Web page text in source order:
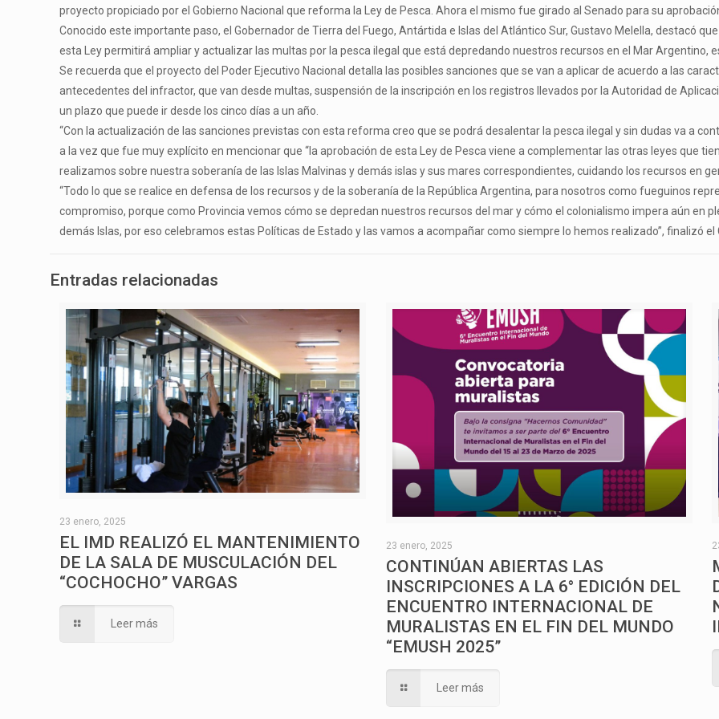
proyecto propiciado por el Gobierno Nacional que reforma la Ley de Pesca. Ahora el mismo fue girado al Senado para su
Conocido este importante paso, el Gobernador de Tierra del Fuego, Antártida e Islas del Atlántico Sur, Gustavo Melella, destacó
esta Ley permitirá ampliar y actualizar las multas por la pesca ilegal que está depredando nuestros recursos en el Mar Argentino,
Se recuerda que el proyecto del Poder Ejecutivo Nacional detalla las posibles sanciones que se van a aplicar de acuerdo a las
antecedentes del infractor, que van desde multas, suspensión de la inscripción en los registros llevados por la Autoridad de
un plazo que puede ir desde los cinco días a un año.
“Con la actualización de las sanciones previstas con esta reforma creo que se podrá desalentar la pesca ilegal y sin dudas va a
a la vez que fue muy explícito en mencionar que “la aprobación de esta Ley de Pesca viene a complementar las otras leyes que
realizamos sobre nuestra soberanía de las Islas Malvinas y demás islas y sus mares correspondientes, cuidando los recursos en
“Todo lo que se realice en defensa de los recursos y de la soberanía de la República Argentina, para nosotros como fueguinos
compromiso, porque como Provincia vemos cómo se depredan nuestros recursos del mar y cómo el colonialismo impera aún en
demás Islas, por eso celebramos estas Políticas de Estado y las vamos a acompañar como siempre lo hemos realizado”, finalizó el
Entradas relacionadas
23 enero, 2025
EL IMD REALIZÓ EL MANTENIMIENTO
DE LA SALA DE MUSCULACIÓN DEL
“COCHOCHO” VARGAS
Leer más
23 enero, 2025
CONTINÚAN ABIERTAS LAS
INSCRIPCIONES A LA 6° EDICIÓN DEL
ENCUENTRO INTERNACIONAL DE
MURALISTAS EN EL FIN DEL MUNDO
“EMUSH 2025”
Leer más